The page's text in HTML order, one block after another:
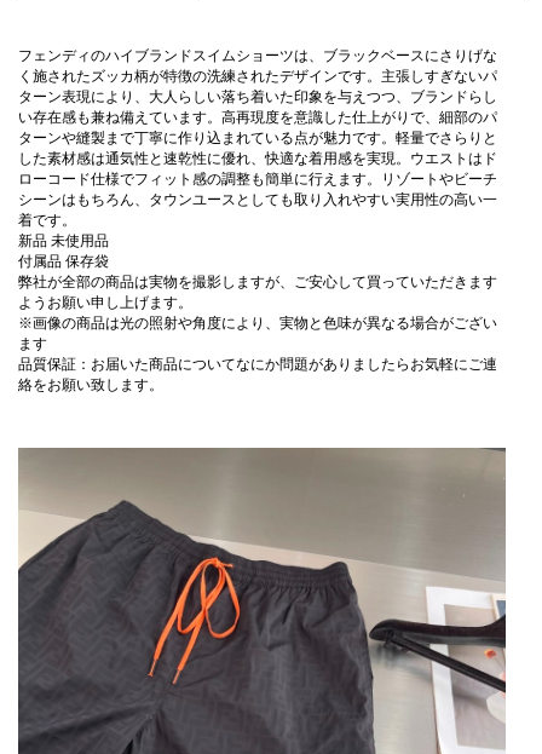
フェンディのハイブランドスイムショーツは、ブラックベースにさりげな
く施されたズッカ柄が特徴の洗練されたデザインです。主張しすぎないパ
ターン表現により、大人らしい落ち着いた印象を与えつつ、ブランドらし
い存在感も兼ね備えています。高再現度を意識した仕上がりで、細部のパ
ターンや縫製まで丁寧に作り込まれている点が魅力です。軽量でさらりと
した素材感は通気性と速乾性に優れ、快適な着用感を実現。ウエストはド
ローコード仕様でフィット感の調整も簡単に行えます。リゾートやビーチ
シーンはもちろん、タウンユースとしても取り入れやすい実用性の高い一
着です。
新品 未使用品
付属品 保存袋
弊社が全部の商品は実物を撮影しますが、ご安心して買っていただきます
ようお願い申し上げます。
※画像の商品は光の照射や角度により、実物と色味が異なる場合がござい
ます
品質保証：お届いた商品についてなにか問題がありましたらお気軽にご連
絡をお願い致します。